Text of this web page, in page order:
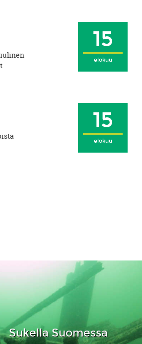
15
elokuu
15
elokuu
Sukella Suomessa